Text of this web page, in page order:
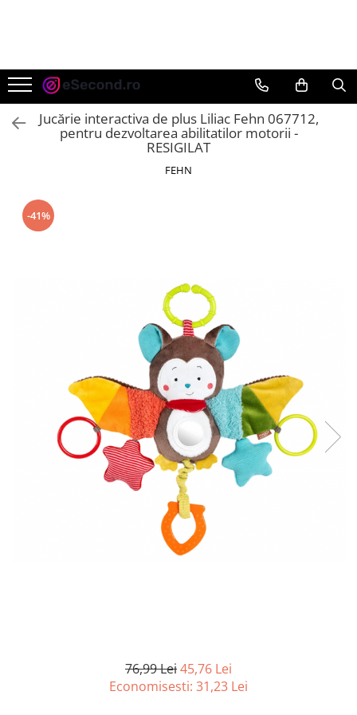
Auto Moto
Accesorii Auto
Anvelope & Jante
Intretinere & Cosmetica auto
Moto
Decoratiuni
Hobby-uri creative
Iluminat & Electrice
Kit-uri automatizari porti si usi
Silicon, spume si solutii tehnice
Jucărie interactiva de plus Liliac Fehn 067712,
pentru dezvoltarea abilitatilor motorii -
RESIGILAT
FEHN
-41%
76,99 Lei45,76 Lei
Economisesti: 31,23 Lei